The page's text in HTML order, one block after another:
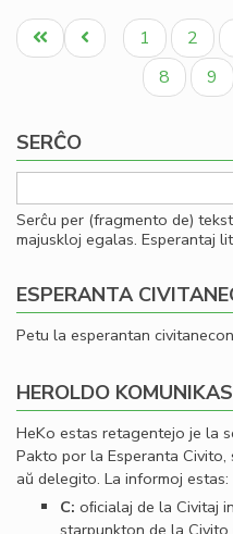
Pagination
Unua
paĝo
Antaŭa
paĝo
Paĝo
1 Paĝo
2
Paĝo
8 9
SERĈO
Serĉu per (fragmento de)
majuskloj egalas. Esperantaj
ESPERANTA
Petu la esperantan
HEROLDO
HeKo estas retagentejo je la
Pakto por la Esperanta
aŭ delegito. La informoj estas:
C: oﬁcialaj de la Civitaj
starpunkton de la